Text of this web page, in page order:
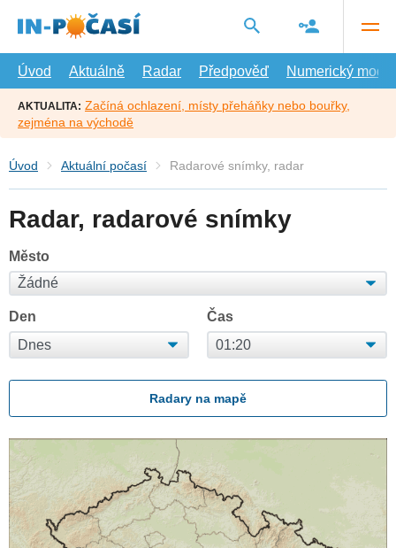
hlavní
Úvod
Aktuálně Radar Předpověď Numerický model
AKTUALITA: Začíná ochlazení, místy přeháňky nebo bouřky,
zejména na východě
Úvod Aktuální počasí Radarové snímky, radar
Radar, radarové snímky
Město
Den Čas
Radary na mapě